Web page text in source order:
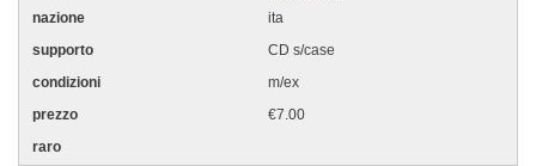
ita
CD s/case
m/ex
€7.00